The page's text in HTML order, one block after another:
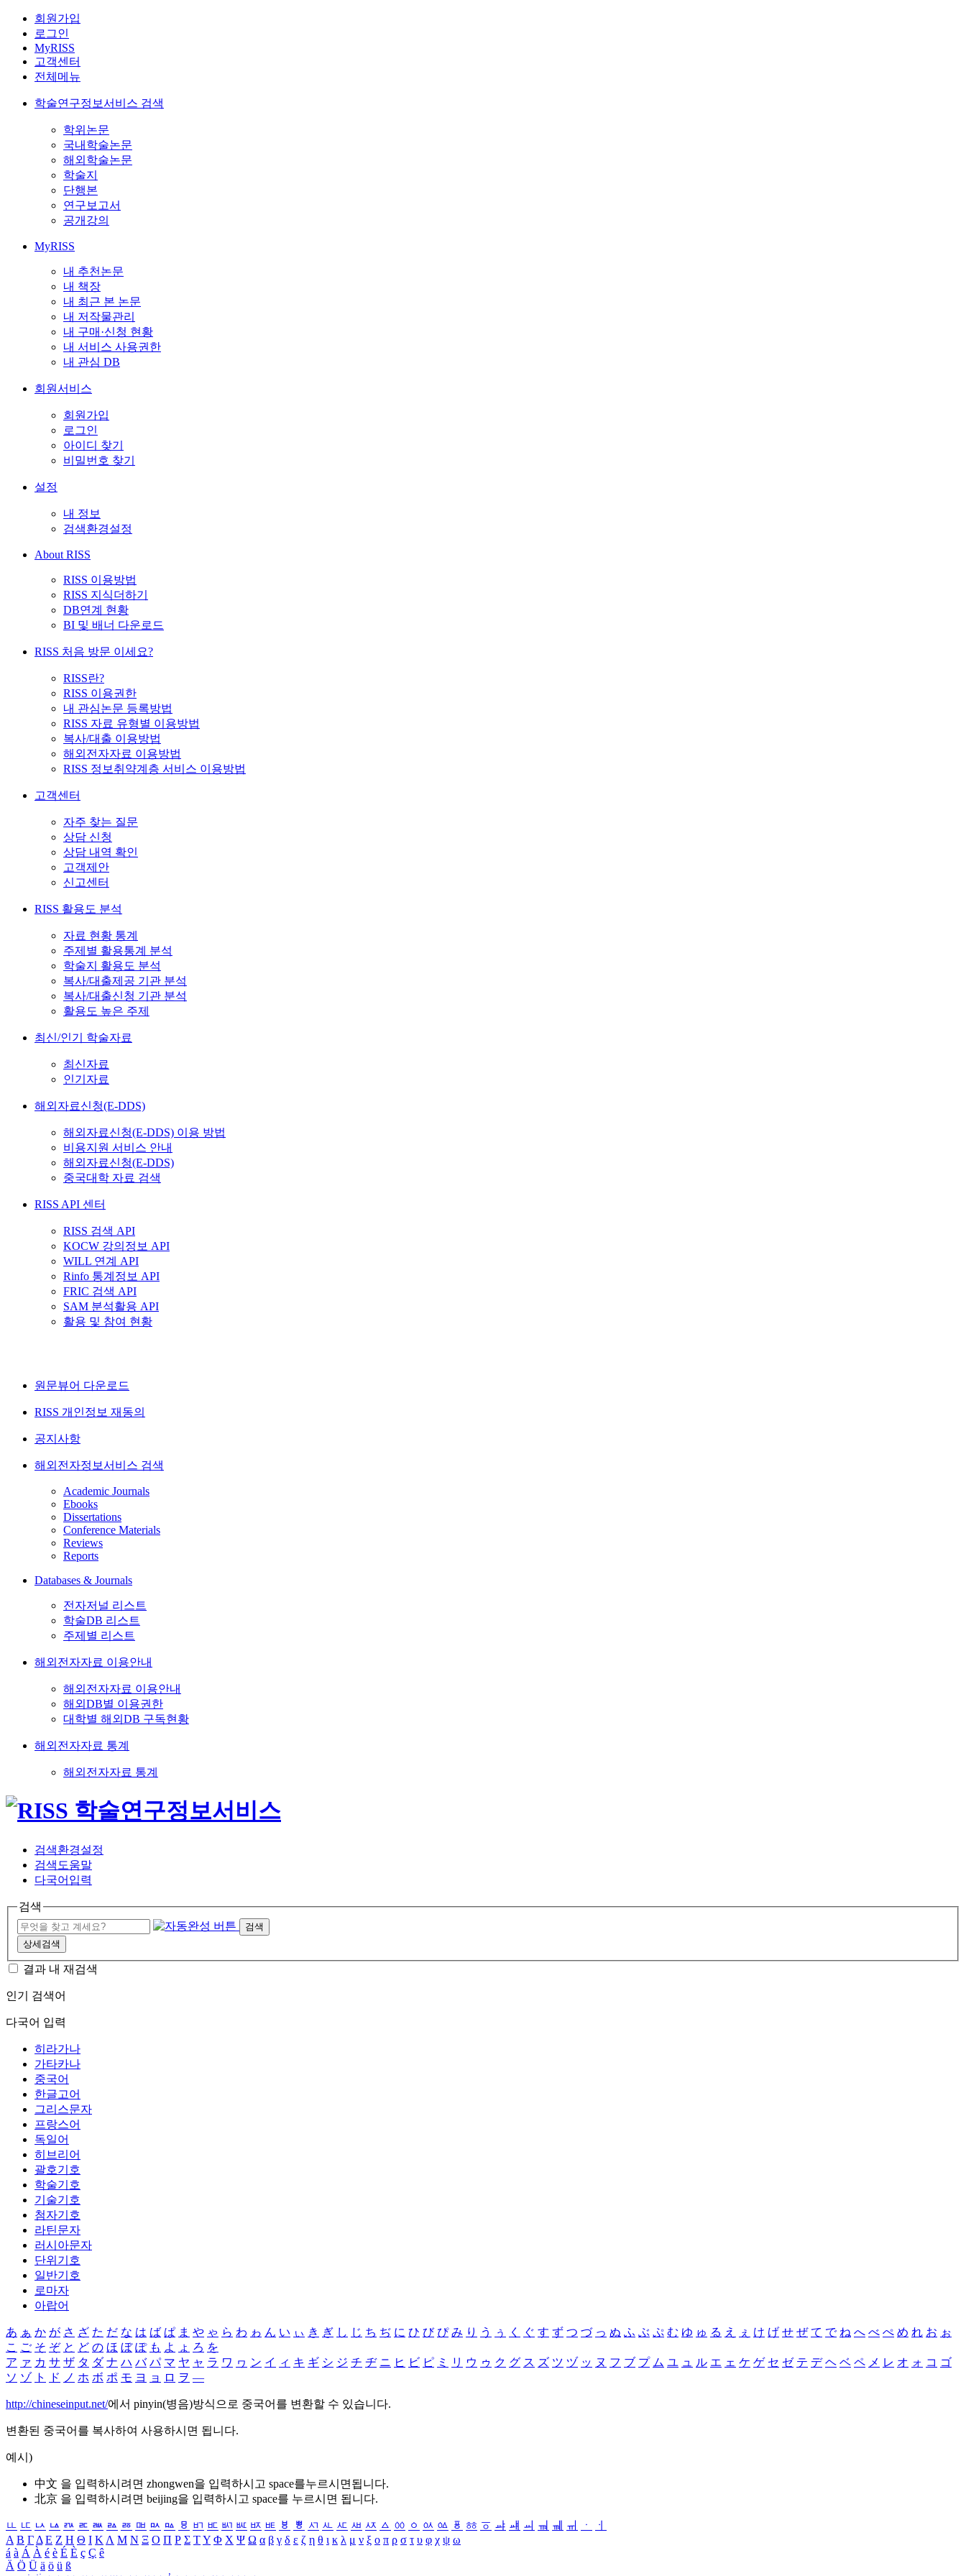
회원가입
로그인
MyRISS
고객센터
전체메뉴
학술연구정보서비스 검색
학위논문
국내학술논문
해외학술논문
학술지
단행본
연구보고서
공개강의
MyRISS
내 추천논문
내 책장
내 최근 본 논문
내 저작물관리
내 구매·신청 현황
내 서비스 사용권한
내 관심 DB
회원서비스
회원가입
로그인
아이디 찾기
비밀번호 찾기
설정
내 정보
검색환경설정
About RISS
RISS 이용방법
RISS 지식더하기
DB연계 현황
BI 및 배너 다운로드
RISS 처음 방문 이세요?
RISS란?
RISS 이용권한
내 관심논문 등록방법
RISS 자료 유형별 이용방법
복사/대출 이용방법
해외전자자료 이용방법
RISS 정보취약계층 서비스 이용방법
고객센터
자주 찾는 질문
상담 신청
상담 내역 확인
고객제안
신고센터
RISS 활용도 분석
자료 현황 통계
주제별 활용통계 분석
학술지 활용도 분석
복사/대출제공 기관 분석
복사/대출신청 기관 분석
활용도 높은 주제
최신/인기 학술자료
최신자료
인기자료
해외자료신청(E-DDS)
해외자료신청(E-DDS) 이용 방법
비용지원 서비스 안내
해외자료신청(E-DDS)
중국대학 자료 검색
RISS API 센터
RISS 검색 API
KOCW 강의정보 API
WILL 연계 API
Rinfo 통계정보 API
FRIC 검색 API
SAM 분석활용 API
활용 및 참여 현황
원문뷰어 다운로드
RISS 개인정보 재동의
공지사항
해외전자정보서비스 검색
Academic Journals
Ebooks
Dissertations
Conference Materials
Reviews
Reports
Databases & Journals
전자저널 리스트
학술DB 리스트
주제별 리스트
해외전자자료 이용안내
해외전자자료 이용안내
해외DB별 이용권한
대학별 해외DB 구독현황
해외전자자료 통계
해외전자자료 통계
검색환경설정
검색도움말
다국어입력
검색
검색
상세검색
결과 내 재검색
인기 검색어
다국어 입력
히라가나
가타카나
중국어
한글고어
그리스문자
프랑스어
독일어
히브리어
괄호기호
학술기호
기술기호
첨자기호
라틴문자
러시아문자
단위기호
일반기호
로마자
아랍어
あ ぁ か が さ ざ た だ な は ば ぱ ま や ゃ ら わ ゎ ん い ぃ き ぎ し じ ち ぢ に ひ び ぴ み り う ぅ く ぐ す ず つ づ っ ぬ ふ ぶ ぷ む ゆ ゅ る え ぇ け げ せ ぜ て で ね へ べ ぺ め れ お ぉ
こ ご そ ぞ と ど の ほ ぼ ぽ も よ ょ ろ を
ア ァ カ サ ザ タ ダ ナ ハ バ パ マ ヤ ャ ラ ワ ヮ ン イ ィ キ ギ シ ジ チ ヂ ニ ヒ ビ ピ ミ リ ウ ゥ ク グ ス ズ ツ ヅ ッ ヌ フ ブ プ ム ユ ュ ル エ ェ ケ ゲ セ ゼ テ デ ヘ ベ ペ メ レ オ ォ コ ゴ
ソ ゾ ト ド ノ ホ ボ ポ モ ヨ ョ ロ ヲ ―
http://chineseinput.net/에서 pinyin(병음)방식으로 중국어를 변환할 수 있습니다.
변환된 중국어를 복사하여 사용하시면 됩니다.
예시)
中文 을 입력하시려면 zhongwen을 입력하시고 space를누르시면됩니다.
北京 을 입력하시려면 beijing을 입력하시고 space를 누르시면 됩니다.
ㅥ ㅦ ㅧ ㅨ ㅩ ㅪ ㅫ ㅬ ㅭ ㅮ ㅯ ㅰ ㅱ ㅲ ㅳ ㅴ ㅵ ㅶ ㅷ ㅸ ㅹ ㅺ ㅻ ㅼ ㅽ ㅾ ㅿ ㆀ ㆁ ㆂ ㆃ ㆄ ㆅ ㆆ ㆇ ㆈ ㆉ ㆊ ㆋ ㆌ ㆍ
ㆎ
Α Β ΓΔ Ε Ζ Η Θ Ι ΚΛ Μ Ν Ξ Ο Π Ρ Σ ΤΥ Φ Χ Ψ Ω α β γ δ ε ζ η θ ι κ λ μ ν ξ ο π ρ σ τ υ φ χ ψ ω
á à Á À é è É È ç Ç ê
Ä Ö Ü ä ö ü ß